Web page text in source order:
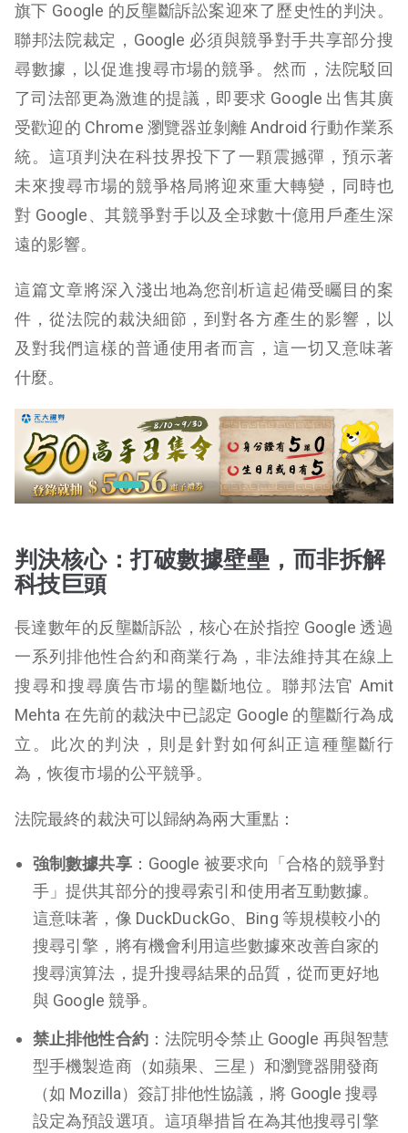
旗下 Google 的反壟斷訴訟案迎來了歷史性的判決。
聯邦法院裁定，Google 必須與競爭對手共享部分搜
尋數據，以促進搜尋市場的競爭。然而，法院駁回
了司法部更為激進的提議，即要求 Google 出售其廣
受歡迎的 Chrome 瀏覽器並剝離 Android 行動作業系
統。這項判決在科技界投下了一顆震撼彈，預示著
未來搜尋市場的競爭格局將迎來重大轉變，同時也
對 Google、其競爭對手以及全球數十億用戶產生深
遠的影響。
這篇文章將深入淺出地為您剖析這起備受矚目的案
件，從法院的裁決細節，到對各方產生的影響，以
及對我們這樣的普通使用者而言，這一切又意味著
什麼。
判決核心：打破數據壁壘，而非拆解
科技巨頭
長達數年的反壟斷訴訟，核心在於指控 Google 透過
一系列排他性合約和商業行為，非法維持其在線上
搜尋和搜尋廣告市場的壟斷地位。聯邦法官 Amit
Mehta 在先前的裁決中已認定 Google 的壟斷行為成
立。此次的判決，則是針對如何糾正這種壟斷行
為，恢復市場的公平競爭。
法院最終的裁決可以歸納為兩大重點：
強制數據共享：Google 被要求向「合格的競爭對
手」提供其部分的搜尋索引和使用者互動數據。
這意味著，像 DuckDuckGo、Bing 等規模較小的
搜尋引擎，將有機會利用這些數據來改善自家的
搜尋演算法，提升搜尋結果的品質，從而更好地
與 Google 競爭。
禁止排他性合約：法院明令禁止 Google 再與智慧
型手機製造商（如蘋果、三星）和瀏覽器開發商
（如 Mozilla）簽訂排他性協議，將 Google 搜尋
設定為預設選項。這項舉措旨在為其他搜尋引擎